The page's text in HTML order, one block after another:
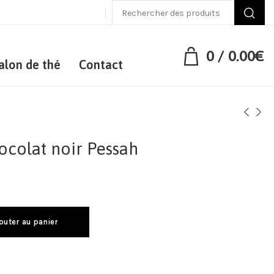
de thé Contact
0 / 0.00€
noir Pessah
au panier